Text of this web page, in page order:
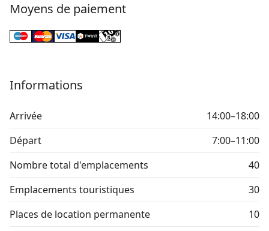
Moyens de paiement
Informations
Arrivée
14:00–18:00
Départ
7:00–11:00
Nombre total d'emplacements
40
Emplacements touristiques
30
Places de location permanente
10